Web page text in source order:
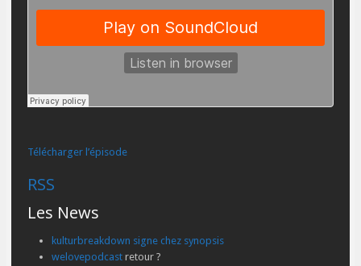
Télécharger l’épisode
RSS
Les News
kulturbreakdown signe chez synopsis
welovepodcast retour ?